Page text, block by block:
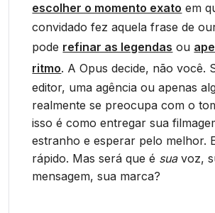
escolher o momento exato em
convidado fez aquela frase de
pode refinar as legendas ou
ritmo. A Opus decide, não você.
editor, uma agência ou apenas
realmente se preocupa com o
isso é como entregar sua
estranho e esperar pelo melhor.
rápido. Mas será que é suavoz,
mensagem, sua marca?